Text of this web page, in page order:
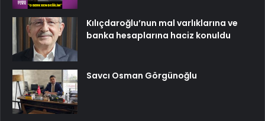
Kılıçdaroğlu’nun mal varlıklarına ve
banka hesaplarına haciz konuldu
Savcı Osman Görgünoğlu